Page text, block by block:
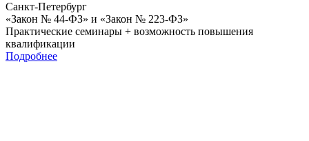
Санкт-Петербург
«Закон № 44-ФЗ» и «Закон № 223-ФЗ»
Практические семинары + возможность повышения
квалификации
Подробнее